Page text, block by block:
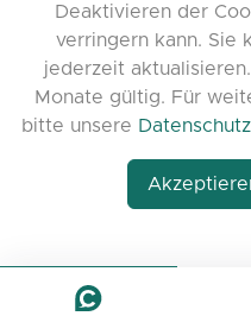
© 2026
vorbehalten |
Deaktivieren der
verringern kann. Sie
jederzeit
Monate gültig. Für
bitte unsere